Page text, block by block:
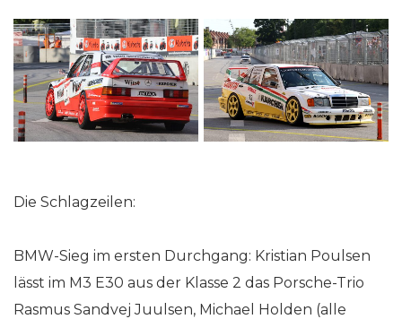
Die Schlagzeilen:
BMW-Sieg im ersten Durchgang: Kristian Poulsen
lässt im M3 E30 aus der Klasse 2 das Porsche-Trio
Rasmus Sandvej Juulsen, Michael Holden (alle